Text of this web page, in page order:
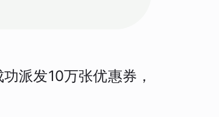
派发10万张优惠券，